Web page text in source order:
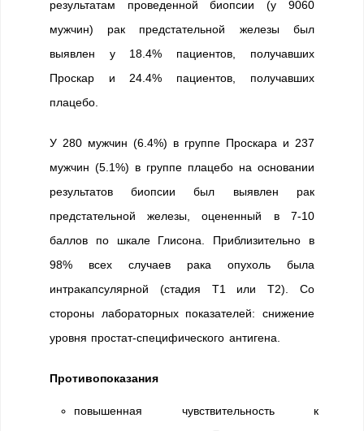
результатам проведенной биопсии (у 9060
мужчин) рак предстательной железы был
выявлен у 18.4% пациентов, получавших
Проскар и 24.4% пациентов, получавших
плацебо.
У 280 мужчин (6.4%) в группе Проскара и 237
мужчин (5.1%) в группе плацебо на основании
результатов биопсии был выявлен рак
предстательной железы, оцененный в 7-10
баллов по шкале Глисона. Приблизительно в
98% всех случаев рака опухоль была
интракапсулярной (стадия Т1 или Т2). Со
стороны лабораторных показателей: снижение
уровня простат-специфического антигена.
Противопоказания
повышенная чувствительность к